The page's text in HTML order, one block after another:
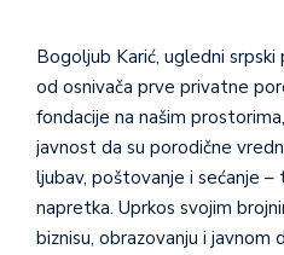
Bogoljub Karić, ugledni srpski privrednik, vizionar i jedan
od osnivača prve privatne
fondacije na našim
javnost da su porodične
ljubav, poštovanje i sećanje
napretka. Uprkos svojim
biznisu, obrazovanju i javnom